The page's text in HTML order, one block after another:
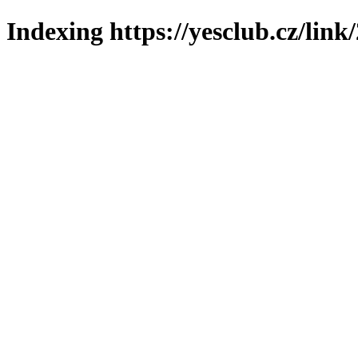
Indexing https://yesclub.cz/link/